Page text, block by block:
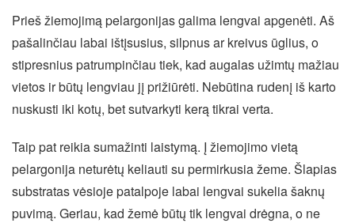
Prieš žiemojimą pelargonijas galima lengvai apgenėti. Aš
pašalinčiau labai ištįsusius, silpnus ar kreivus ūglius, o
stipresnius patrumpinčiau tiek, kad augalas užimtų mažiau
vietos ir būtų lengviau jį prižiūrėti. Nebūtina rudenį iš karto
nuskusti iki kotų, bet sutvarkyti kerą tikrai verta.
Taip pat reikia sumažinti laistymą. Į žiemojimo vietą
pelargonija neturėtų keliauti su permirkusia žeme. Šlapias
substratas vėsioje patalpoje labai lengvai sukelia šaknų
puvimą. Geriau, kad žemė būtų tik lengvai drėgna, o ne